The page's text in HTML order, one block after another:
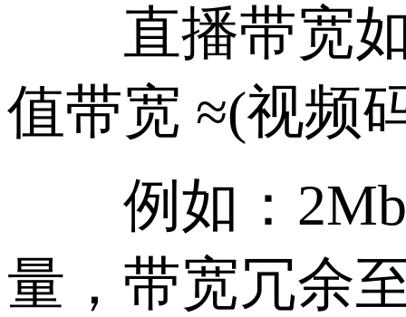
直播带宽如
值带宽 ≈(视频
例如：
量，带宽冗余